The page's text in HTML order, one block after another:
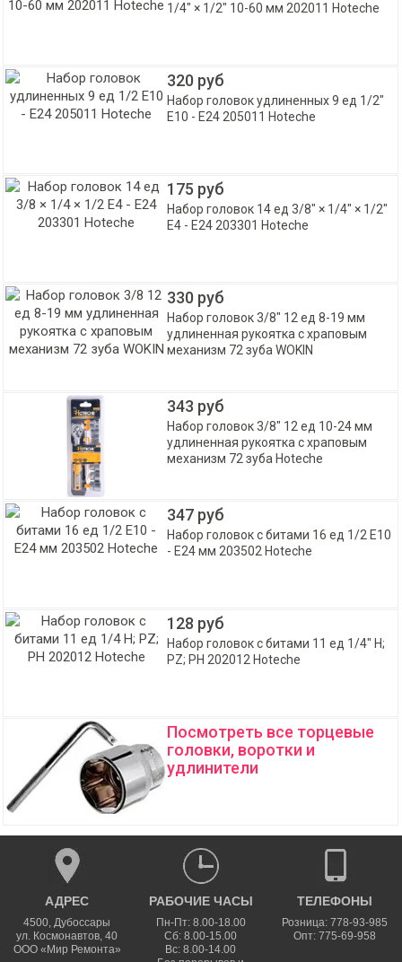
1/4" × 1/2" 10-60 мм 202011 Hoteche
320 руб
Набор головок удлиненных 9 ед 1/2"
Е10 - Е24 205011 Hoteche
175 руб
Набор головок 14 ед 3/8" × 1/4" × 1/2"
Е4 - Е24 203301 Hoteche
330 руб
Набор головок 3/8" 12 ед 8-19 мм
удлиненная рукоятка с храповым
механизм 72 зуба WOKIN
343 руб
Набор головок 3/8" 12 ед 10-24 мм
удлиненная рукоятка с храповым
механизм 72 зуба Hoteche
347 руб
Набор головок с битами 16 ед 1/2 Е10
- Е24 мм 203502 Hoteche
128 руб
Набор головок с битами 11 ед 1/4" H;
PZ; PH 202012 Hoteche
Посмотреть все торцевые
головки, воротки и
удлинители
АДРЕС
4500,Дубоссары
ул. Космонавтов, 40
ООО «Мир Ремонта»
РАБОЧИЕ ЧАСЫ
Пн-Пт: 8.00-18.00
Сб: 8.00-15.00
Вс: 8.00-14.00
ТЕЛЕФОНЫ
Розница: 778-93-985
Опт: 775-69-958